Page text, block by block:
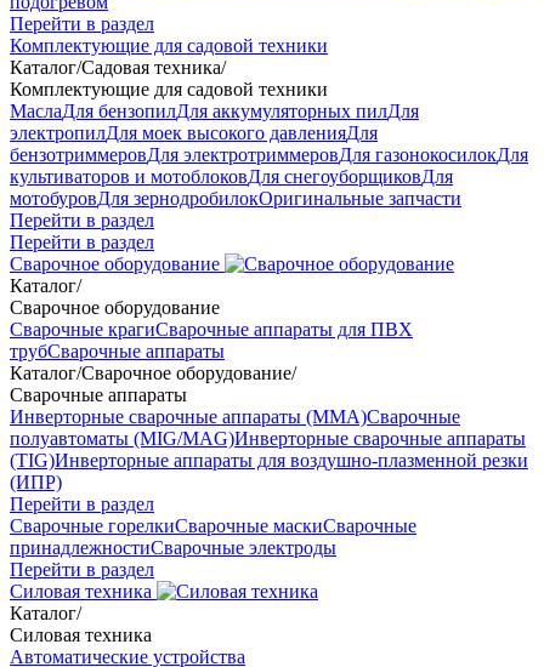
Перейти в раздел
Комплектующие для садовой техники
Каталог/Садовая техника/
Комплектующие для садовой техники
МаслаДля бензопилДля аккумуляторных пилДля
электропилДля моек высокого давленияДля
бензотриммеровДля электротриммеровДля газонокосилокДля
культиваторов и мотоблоковДля снегоуборщиковДля
мотобуровДля зернодробилокОригинальные запчасти
Перейти в раздел
Перейти в раздел
Сварочное оборудование
Каталог/
Сварочное оборудование
Сварочные крагиСварочные аппараты для ПВХ
трубСварочные аппараты
Каталог/Сварочное оборудование/
Сварочные аппараты
Инверторные сварочные аппараты (ММА)Сварочные
полуавтоматы (MIG/MAG)Инверторные сварочные аппараты
(TIG)Инверторные аппараты для воздушно-плазменной резки
(ИПР)
Перейти в раздел
Сварочные горелкиСварочные маскиСварочные
принадлежностиСварочные электроды
Перейти в раздел
Силовая техника
Каталог/
Силовая техника
Автоматические устройства